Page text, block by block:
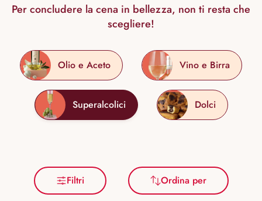
Per concludere la cena in bellezza, non ti resta che
scegliere!
Olio e Aceto Vino e Birra
Superalcolici Dolci
Filtri Ordina per